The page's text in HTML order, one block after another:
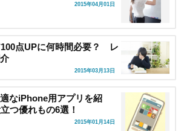
2015年04月01日
100点UPに何時間必要？ レ
2015年03月13日
適なiPhone用アプリを紹
つ優れもの6選！
2015年01月14日